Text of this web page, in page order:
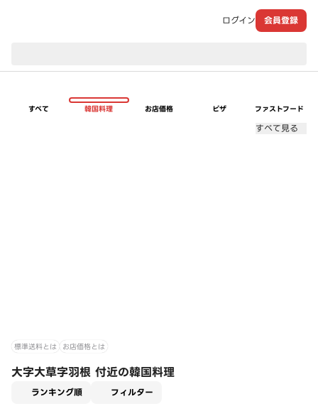
ログイン 会員登録
すべて 韓国料理 お店価格 ピザ ファストフード
すべて見る
標準送料とは お店価格とは
大字大草字羽根 付近の韓国料理
ランキング順 フィルター